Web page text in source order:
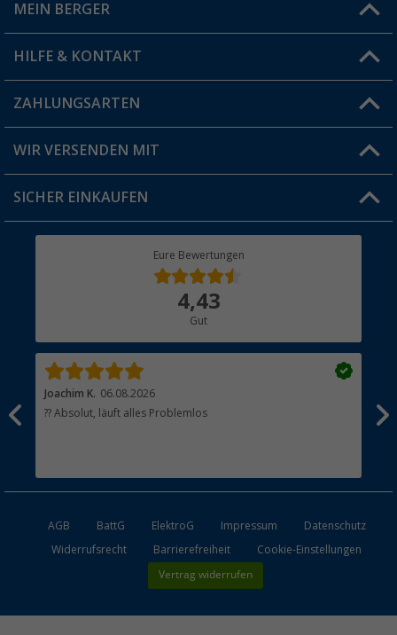
Filiale finden
MEIN BERGER
Vorteilskarte
Blog
Jobs & Karriere
HILFE & KONTAKT
FAQ & Kontakt
Versandinformationen
Rücksendung
ZAHLUNGSARTEN
WIR VERSENDEN MIT
SICHER EINKAUFEN
Eure Bewertungen
4,43
Gut
Joachim K. 06.08.2026
?? Absolut, läuft alles Problemlos
AGB BattG ElektroG Impressum
Datenschutz
Widerrufsrecht
Barrierefreiheit Cookie-Einstellungen
Vertrag widerrufen